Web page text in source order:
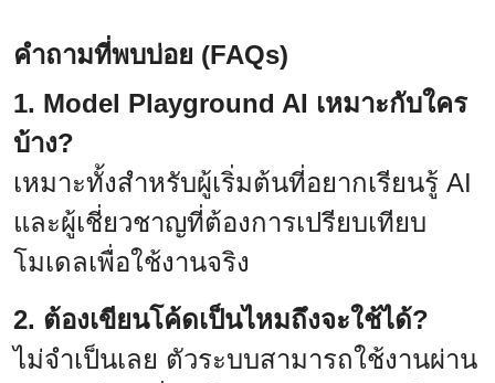
คำถามที่พบบ่อย (FAQs)
1. Model Playground AI เหมาะกับใคร
บ้าง?
เหมาะทั้งสำหรับผู้เริ่มต้นที่อยากเรียนรู้ AI
และผู้เชี่ยวชาญที่ต้องการเปรียบเทียบ
โมเดลเพื่อใช้งานจริง
2. ต้องเขียนโค้ดเป็นไหมถึงจะใช้ได้?
ไม่จำเป็นเลย ตัวระบบสามารถใช้งานผ่าน